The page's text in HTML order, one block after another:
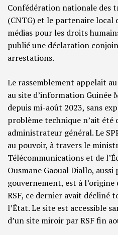
Confédération nationale des
(CNTG) et le partenaire local
médias pour les droits
publié une déclaration
arrestations.
Le rassemblement appelait
au site d’information Guinée
depuis mi-août 2023, sans
problème technique n’ait été
administrateur général. Le
au pouvoir, à travers le
Télécommunications et de
Ousmane Gaoual Diallo,
gouvernement, est à
RSF, ce dernier avait décliné
l’État. Le site est accessible
d’un site miroir par RSF fin